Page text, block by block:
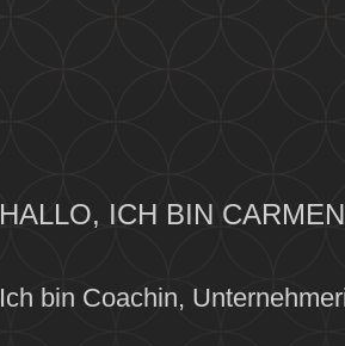
HALLO, ICH BIN
Ich bin Coachin,